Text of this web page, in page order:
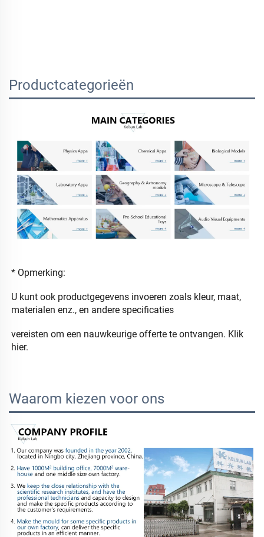
Productcategorieën
* Opmerking:
U kunt ook productgegevens invoeren zoals kleur, maat,
materialen enz., en andere specificaties
vereisten om een nauwkeurige offerte te ontvangen. Klik
hier.
Waarom kiezen voor ons